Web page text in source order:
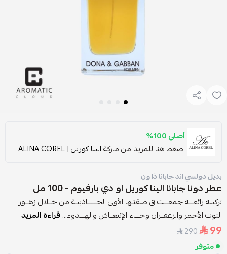
أصلي 100%
اضغط هنا للمزيد من ماركةالينا كوريل | ALINA COREL
بديل دولسي اند جابانا ذا ون
عطر دونا جابانا الينا كوريل او دي بارفيوم - 100 مل
تركيبة رائعـــة جمعـــت في طبقتـها الأولى الجــــــاذبيـة من خــلال زهــور
التوت الأحمر والزعفــران وجـــاء الإنتعــاش والهـــدوء...قراءة المزيد
99
290
متوفر